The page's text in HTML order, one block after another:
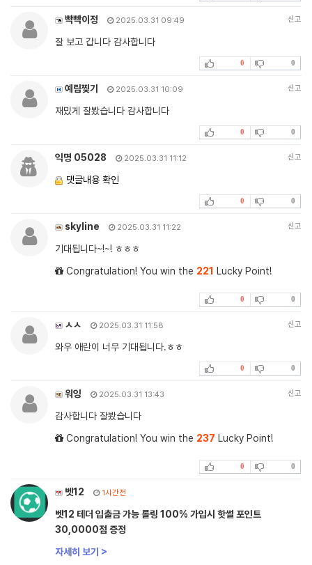
빡빡이정 2025.03.31 09:49 신고
잘 보고 갑니다 감사합니다
0 0
예림찢기 2025.03.31 10:09 신고
재밌게 잘봤습니다 감사합니다
0 0
익명 05028 2025.03.31 11:12 신고
댓글내용 확인
0 0
skyline 2025.03.31 11:22 신고
기대됩니다~!~! ㅎㅎㅎ
Congratulation! You win the 221 Lucky Point!
0 0
ㅅㅅ 2025.03.31 11:58 신고
와우 애란이 너무 기대됩니다.ㅎㅎ
0 0
워잉 2025.03.31 13:43 신고
감사합니다 잘봤습니다
Congratulation! You win the 237 Lucky Point!
0 0
벳12 1시간전
벳12 테더 입출금 가능 롤링 100% 가입시 핫썰 포인트
30,0000점 증정
자세히 보기 >